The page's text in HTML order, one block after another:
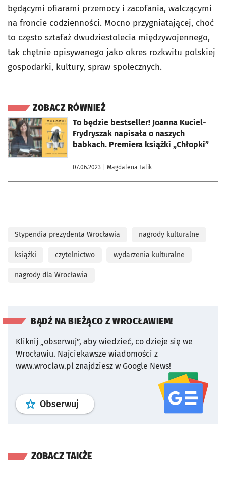
będącymi ofiarami przemocy i zacofania, walczącymi
na froncie codzienności. Mocno przygniatającej, choć
to często sztafaż dwudziestolecia międzywojennego,
tak chętnie opisywanego jako okres rozkwitu polskiej
gospodarki, kultury, spraw społecznych.
ZOBACZ RÓWNIEŻ
To będzie bestseller! Joanna Kuciel-
Frydryszak napisała o naszych
babkach. Premiera książki „Chłopki”
07.06.2023 | Magdalena Talik
otworzy się w nowej karcie
Stypendia prezydenta Wrocławia nagrody kulturalne
książki czytelnictwo wydarzenia kulturalne
nagrody dla Wrocławia
BĄDŹ NA BIEŻĄCO Z WROCŁAWIEM!
Kliknij „obserwuj”, aby wiedzieć, co dzieje się we
Wrocławiu. Najciekawsze wiadomości z
www.wroclaw.pl znajdziesz w Google News!
Obserwuj profil serwisu
ZOBACZ TAKŻE